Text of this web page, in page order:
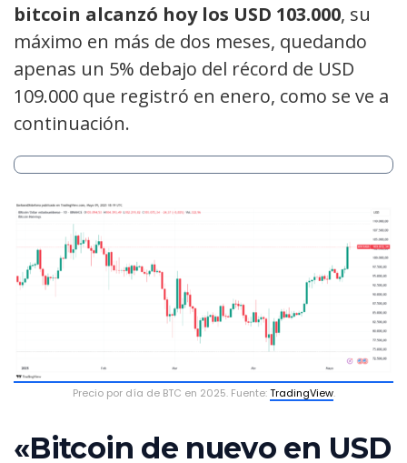
bitcoin alcanzó hoy los USD 103.000, su
máximo en más de dos meses, quedando
apenas un 5% debajo del récord de USD
109.000 que registró en enero, como se ve a
continuación.
Precio por día de BTC en 2025. Fuente:TradingView.
«Bitcoin de nuevo en USD